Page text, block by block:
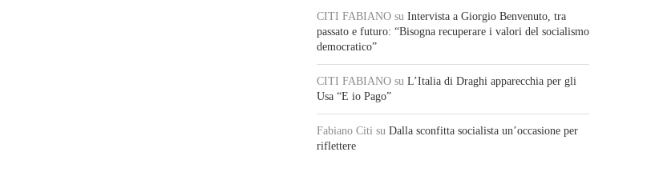
CITI FABIANO su Intervista a Giorgio Benvenuto, tra
passato e futuro: “Bisogna recuperare i valori del socialismo
democratico”
CITI FABIANO su L’Italia di Draghi apparecchia per gli
Usa “E io Pago”
Fabiano Citi su Dalla sconfitta socialista un’occasione per
riflettere